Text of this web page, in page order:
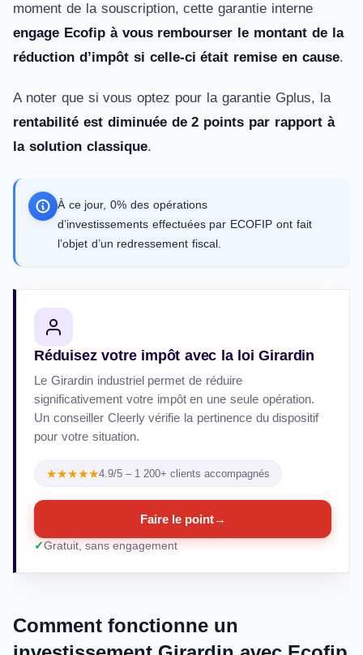
moment de la souscription, cette garantie interne
engage Ecofip à vous rembourser le montant de la
réduction d’impôt si celle-ci était remise en cause.
A noter que si vous optez pour la garantie Gplus, la
rentabilité est diminuée de 2 points par rapport à
la solution classique.
À ce jour, 0% des opérations
d’investissements effectuées par ECOFIP ont fait
l’objet d’un redressement fiscal.
Réduisez votre impôt avec la loi Girardin
Le Girardin industriel permet de réduire
significativement votre impôt en une seule opération.
Un conseiller Cleerly vérifie la pertinence du dispositif
pour votre situation.
★★★★★4.9/5 – 1 200+ clients accompagnés
Faire le point→
Gratuit, sans engagement
Comment fonctionne un